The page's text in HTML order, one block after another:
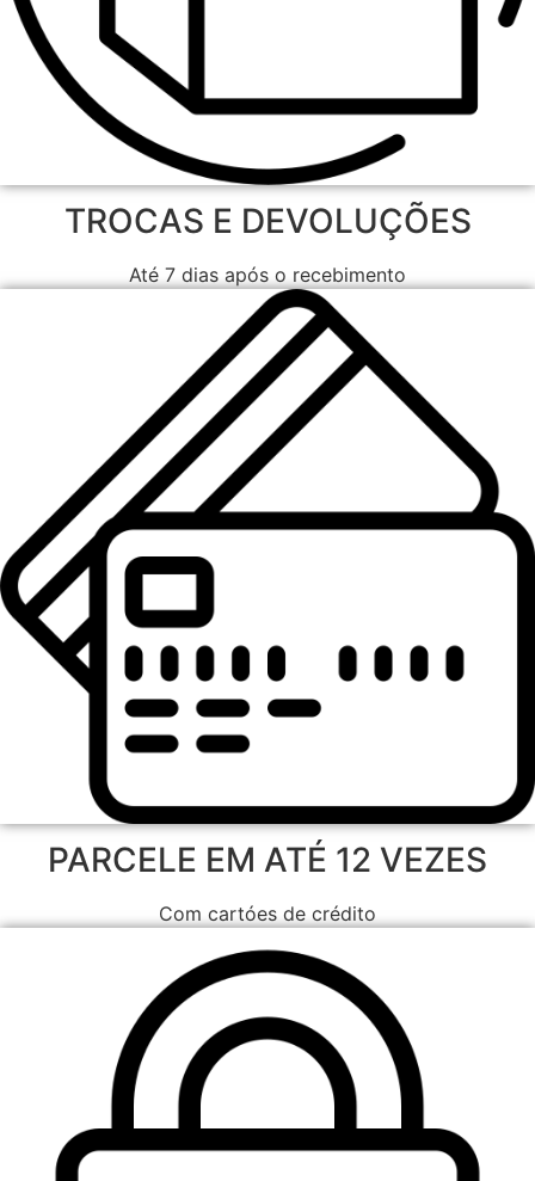
TROCAS E DEVOLUÇÕES
Até 7 dias após o recebimento
PARCELE EM ATÉ 12 VEZES
Com cartóes de crédito